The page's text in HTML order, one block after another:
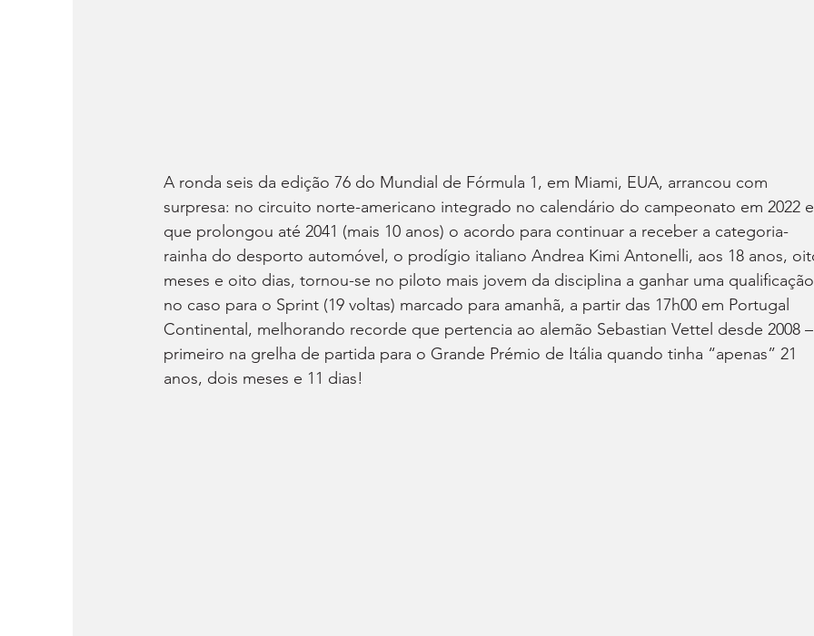
A ronda seis da edição 76 do Mundial de Fórmula 1, em Miami, EUA, arrancou com
surpresa: no circuito norte-americano integrado no calendário do campeonato em 2022 e
que prolongou até 2041 (mais 10 anos) o acordo para continuar a receber a categoria-
rainha do desporto automóvel, o prodígio italiano Andrea Kimi Antonelli, aos 18 anos,
meses e oito dias, tornou-se no piloto mais jovem da disciplina a ganhar uma
no caso para o Sprint (19 voltas) marcado para amanhã, a partir das 17h00 em Portugal
Continental, melhorando recorde que pertencia ao alemão Sebastian Vettel desde 2008 –
primeiro na grelha de partida para o Grande Prémio de Itália quando tinha “apenas” 21
anos, dois meses e 11 dias!